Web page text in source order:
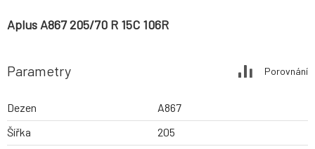
Aplus A867 205/70 R 15C 106R
Parametry Porovnání
Dezen
A867
Šířka
205